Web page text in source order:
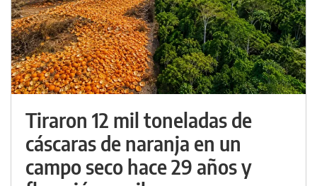
Tiraron 12 mil toneladas de
cáscaras de naranja en un
campo seco hace 29 años y